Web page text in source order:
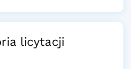
licytacji